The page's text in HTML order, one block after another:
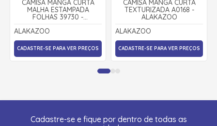
CAMISA MANGA CURTA
MALHA ESTAMPADA
FOLHAS 39730 -
ALAKAZOO
ALAKAZOO
CADASTRE-SE PARA VER PREÇOS
CAMISA MANGA CURTA
TEXTURIZADA A0168 -
ALAKAZOO
ALAKAZOO
CADASTRE-SE PARA VER PREÇOS
Cadastre-se e fique por dentro de todas as